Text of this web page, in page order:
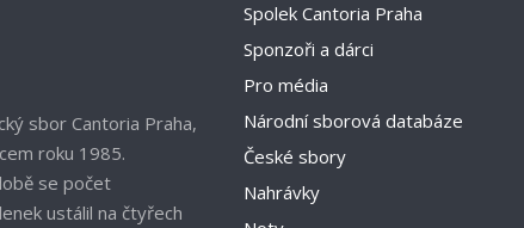
sbor Cantoria Praha,
roku 1985.
se počet
ustálil na čtyřech
Spolek Cantoria Praha
Sponzoři a dárci
Pro média
Národní sborová databáze
České sbory
Nahrávky